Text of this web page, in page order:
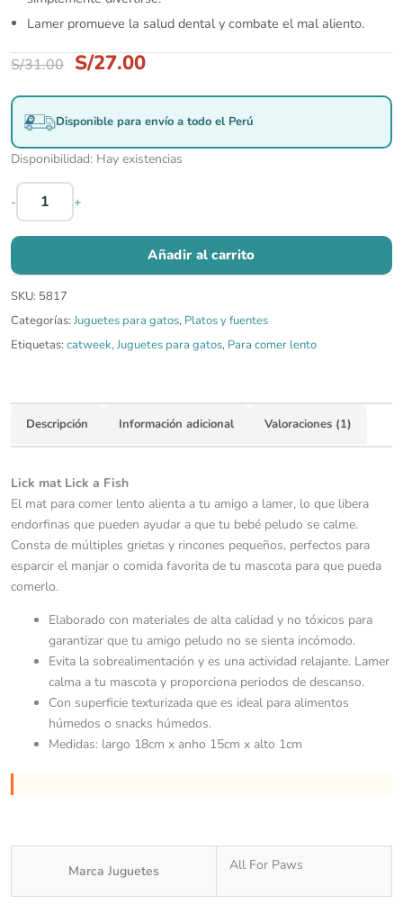
Lamer promueve la salud dental y combate el mal aliento.
S/31.00 S/27.00
Disponible para envío a todo el Perú
Disponibilidad: Hay existencias
- +
Añadir al carrito
SKU: 5817
Categorías: Juguetes para gatos, Platos y fuentes
Etiquetas: catweek,Juguetes para gatos, Para comer lento
Descripción Información adicional Valoraciones (1)
Lick mat Lick a Fish
El mat para comer lento alienta a tu amigo a lamer, lo que libera
endorfinas que pueden ayudar a que tu bebé peludo se calme.
Consta de múltiples grietas y rincones pequeños, perfectos para
esparcir el manjar o comida favorita de tu mascota para que pueda
comerlo.
Elaborado con materiales de alta calidad y no tóxicos para
garantizar que tu amigo peludo no se sienta incómodo.
Evita la sobrealimentación y es una actividad relajante. Lamer
calma a tu mascota y proporciona periodos de descanso.
Con superficie texturizada que es ideal para alimentos
húmedos o snacks húmedos.
Medidas: largo 18cm x anho 15cm x alto 1cm
Marca Juguetes All For Paws